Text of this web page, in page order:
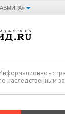
-
наследственным